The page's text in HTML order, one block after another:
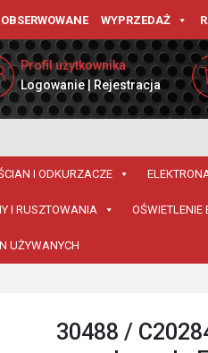
OBSERWOWANE WYPRZEDAŻ
Profil użytkownika
Logowanie | Rejestracja
I ODKURZACZE
I RUSZTOWANIA
UŻYWANYCH
30488 /